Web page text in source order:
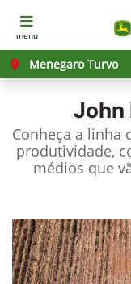
menu
Menegaro Turvo
John
Conheça a linha
produtividade,
médios que